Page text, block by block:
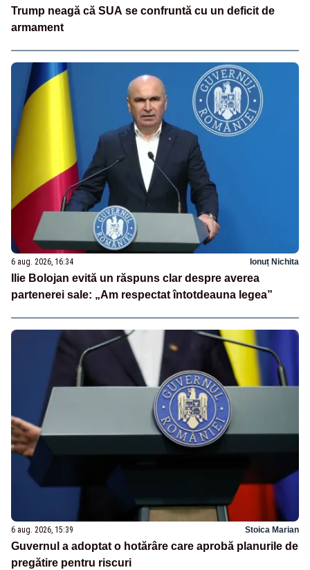
Trump neagă că SUA se confruntă cu un deficit de
armament
6 aug. 2026, 16:34 Ionuț Nichita
Ilie Bolojan evită un răspuns clar despre averea
partenerei sale: „Am respectat întotdeauna legea”
6 aug. 2026, 15:39 Stoica Marian
Guvernul a adoptat o hotărâre care aprobă planurile de
pregătire pentru riscuri